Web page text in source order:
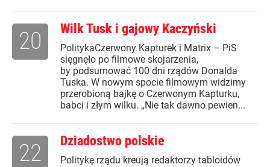
Wilk Tusk i gajowy Kaczyński
PolitykaCzerwony Kapturek i Matrix – PiS
sięgnęło po filmowe skojarzenia,
by podsumować 100 dni rządów Donalda
Tuska. W nowym spocie filmowym widzimy
przerobioną bajkę o Czerwonym Kapturku,
babci i złym wilku. „Nie tak dawno pewien...
20
Dziadostwo polskie
Politykę rządu kreują redaktorzy tabloidów
22